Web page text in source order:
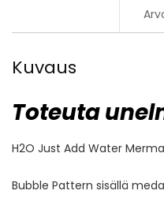
Kuvaus
Toteuta
H2O Just Add Water
Bubble Pattern sisällä